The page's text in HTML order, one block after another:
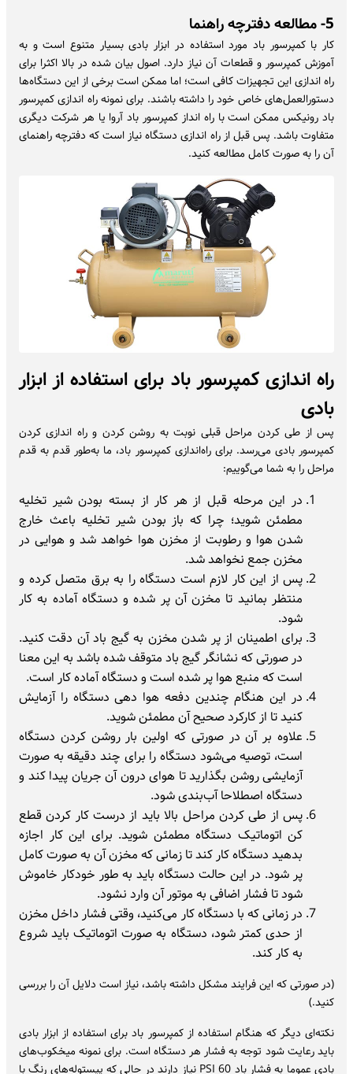
5- مطالعه دفترچه راهنما
کار با کمپرسور باد مورد استفاده در ابزار بادی بسیار متنوع است و به
آموزش کمپرسور و قطعات آن نیاز دارد. اصول بیان شده در بالا اکثرا برای
راه اندازی این تجهیزات کافی است؛ اما ممکن است برخی از این دستگاه‌ها
دستورالعمل‌های خاص خود را داشته باشند. برای نمونه راه اندازی کمپرسور
باد رونیکس ممکن است با راه انداز کمپرسور باد آروا یا هر شرکت دیگری
متفاوت باشد. پس قبل از راه اندازی دستگاه نیاز است که دفترچه راهنمای
آن را به صورت کامل مطالعه کنید.
راه اندازی کمپرسور باد برای استفاده از ابزار
بادی
پس از طی کردن مراحل قبلی نوبت به روشن کردن و راه اندازی کردن
کمپرسور بادی می‌رسد. برای راه‌اندازی کمپرسور باد، ما به‌طور قدم به قدم
مراحل را به شما می‌گوییم:
در این مرحله قبل از هر کار از بسته بودن شیر تخلیه
مطمئن شوید؛ چرا که باز بودن شیر تخلیه باعث خارج
شدن هوا و رطوبت از مخزن هوا خواهد شد و هوایی در
مخزن جمع نخواهد شد.
پس از این کار لازم است دستگاه را به برق متصل کرده و
منتظر بمانید تا مخزن آن پر شده و دستگاه آماده به کار
شود.
برای اطمینان از پر شدن مخزن به گیج باد آن دقت کنید.
در صورتی که نشانگر گیج باد متوقف شده باشد به این معنا
است که منبع هوا پر شده است و دستگاه آماده کار است.
در این هنگام چندین دفعه هوا دهی دستگاه را آزمایش
کنید تا از کارکرد صحیح آن مطمئن شوید.
علاوه بر آن در صورتی که اولین بار روشن کردن دستگاه
است، توصیه می‌شود دستگاه را برای چند دقیقه به صورت
آزمایشی روشن بگذارید تا هوای درون آن جریان پیدا کند و
دستگاه اصطلاحا آب‌بندی شود.
پس از طی کردن مراحل بالا باید از درست کار کردن قطع
کن اتوماتیک دستگاه مطمئن شوید. برای این کار اجازه
بدهید دستگاه کار کند تا زمانی که مخزن آن به صورت کامل
پر شود. در این حالت دستگاه باید به طور خودکار خاموش
شود تا فشار اضافی به موتور آن وارد نشود.
در زمانی که با دستگاه کار می‌کنید، وقتی فشار داخل مخزن
از حدی کمتر شود، دستگاه به صورت اتوماتیک باید شروع
به کار کند.
(در صورتی که این فرایند مشکل داشته باشد، نیاز است دلایل آن را بررسی
کنید.)
نکته‌ای دیگر که هنگام استفاده از کمپرسور باد برای استفاده از ابزار بادی
باید رعایت شود توجه به فشار هر دستگاه است. برای نمونه میخکوب‌های
بادی عموما به فشار باد 60 PSI نیاز دارند در حالی که پیستوله‌های رنگ با